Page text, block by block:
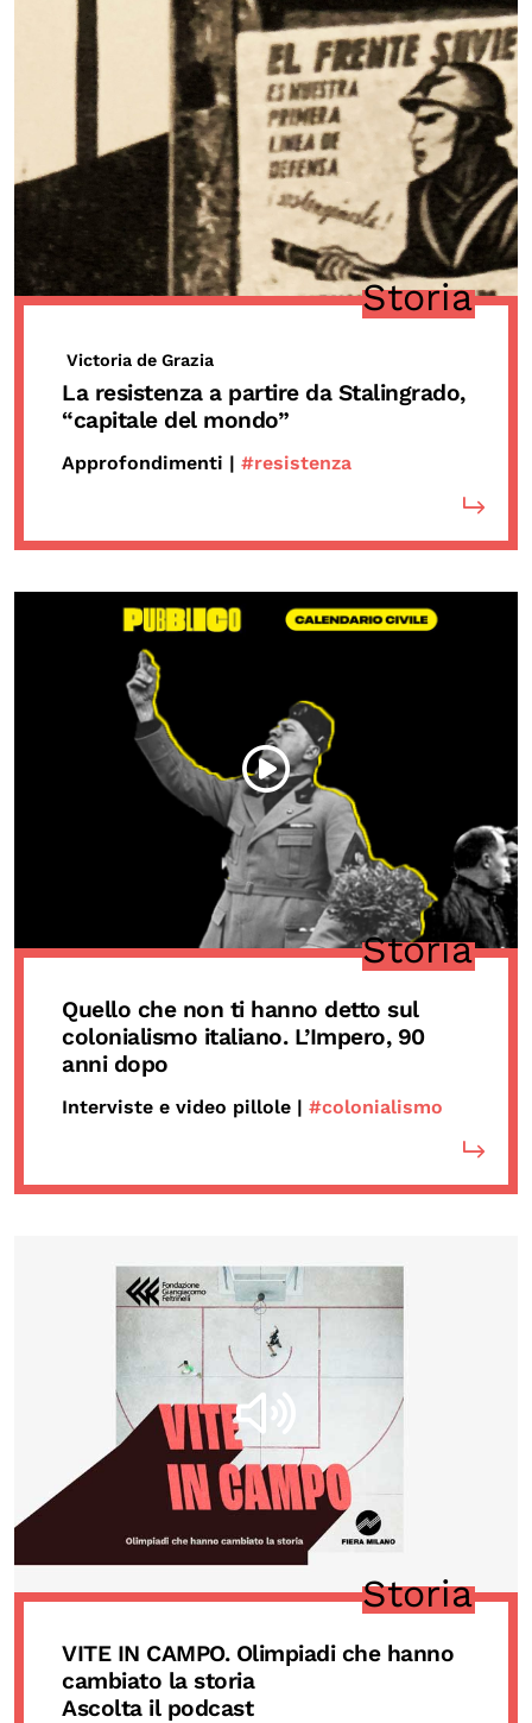
Storia
Victoria de Grazia
La resistenza a partire da Stalingrado,
“capitale del mondo”
Approfondimenti | #resistenza
Storia
Quello che non ti hanno detto sul
colonialismo italiano. L’Impero, 90
anni dopo
Interviste e video pillole | #colonialismo
Storia
VITE IN CAMPO. Olimpiadi che hanno
cambiato la storia
Ascolta il podcast